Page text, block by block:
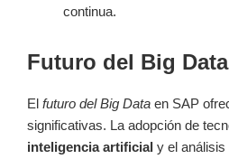
continua.
Futuro del Big
El futuro del Big Data en SAP
significativas. La adopción de
inteligencia artificial y el